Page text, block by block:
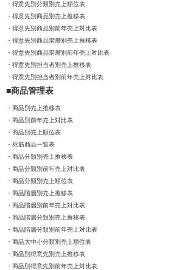
得意先別分類別売上順位表
得意先別商品別売上推移表
得意先別商品別前年売上対比表
得意先別商品階層別売上推移表
得意先別商品階層別前年売上対比表
得意先別担当者別売上推移表
得意先別担当者別前年売上対比表
商品管理表
商品別売上推移表
商品別前年売上対比表
商品別売上順位表
死筋商品一覧表
商品分類別売上推移表
商品分類別前年売上対比表
商品分類別売上順位表
商品階層別売上推移表
商品階層別前年売上対比表
商品階層分類別売上推移表
商品階層分類別前年売上対比表
商品大中小分類別売上順位表
商品別得意先別売上推移表
商品別得意先別前年売上対比表